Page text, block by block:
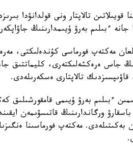
قويىلاتىن تالاپتار ونى قولدانۋدا
جانە ءبىلىم بەرۋ ۇيىمدارىنىڭ
مەكتەپ فورماسى كۇندەلىكتى،
جاس ەرەكشەلىكتەرى، كليماتتىق
قاۋىپسىزدىك تالاپتارى ەسكەرىلەدى.
ءبىلىم بەرۋ ۇيىمى قامقورشىلىق
ورگاندارىنىڭ قاتىسۋىمەن
بەكىتىلەدى. مەكتەپ فورماسىنا